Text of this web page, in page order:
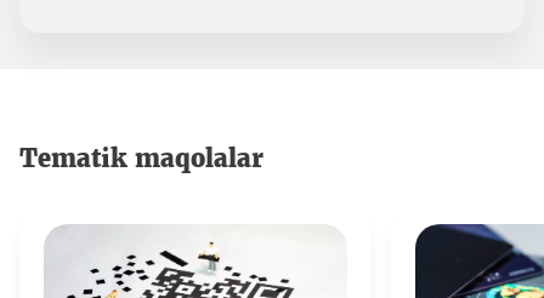
Tematik maqolalar